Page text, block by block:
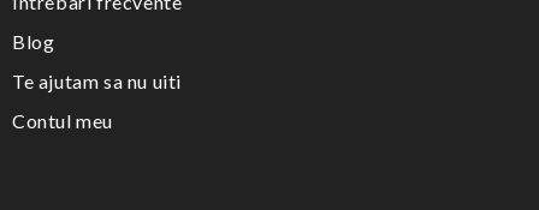
Blog
Te ajutam sa nu uiti
Contul meu